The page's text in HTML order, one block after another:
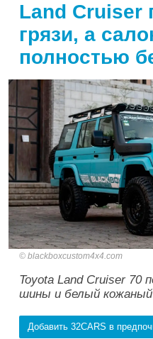
Land Cruiser
грязи, а
полностью
blackboxcustom4x4.com
Toyota Land Cruiser 70
шины и белый кожаный
Добавить 32CARS в